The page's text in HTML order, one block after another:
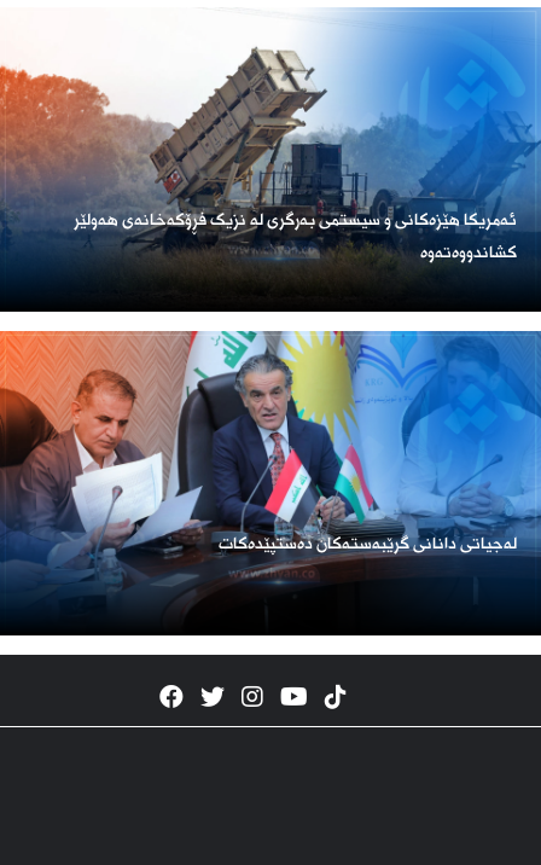
ئەمریكا هێزەكانی و سیستمی بەرگری لە نزیک فڕۆكەخانەی هەولێر
كشاندووەتەوە
لەجیاتی دانانی گرێبەستەکان دەستپێدەکات